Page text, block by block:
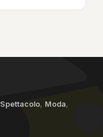
Spettacolo, Moda,